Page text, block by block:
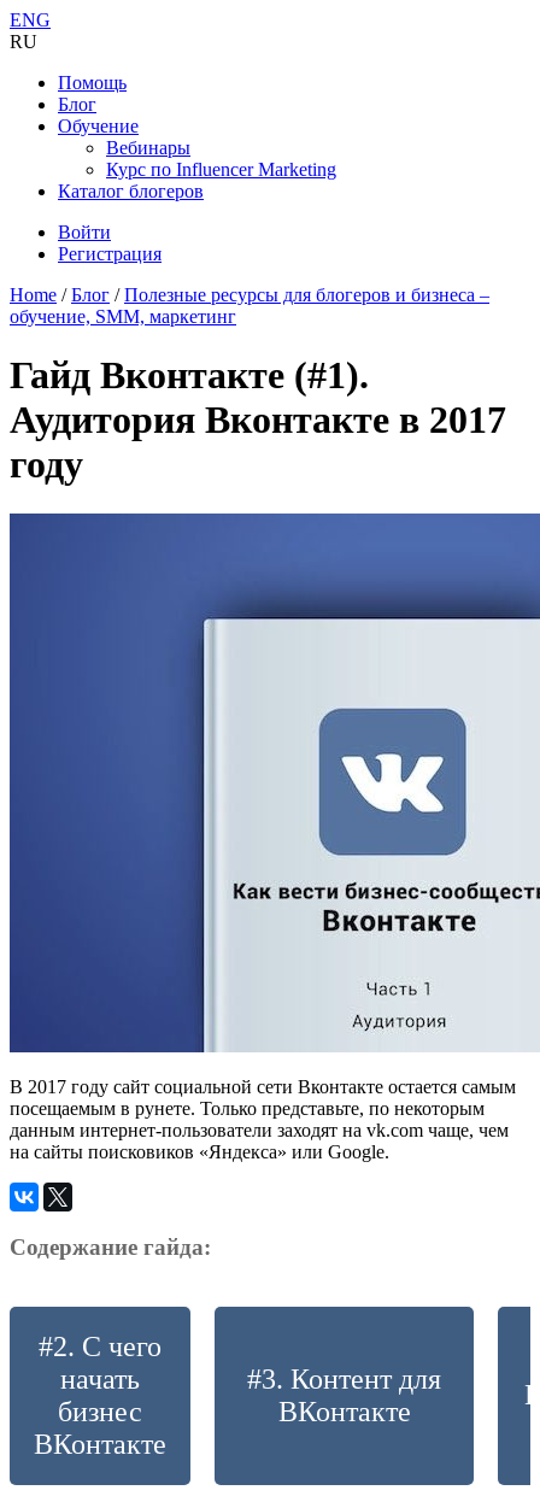
ENG
RU
Помощь
Блог
Обучение
Вебинары
Курс по Influencer Marketing
Каталог блогеров
Войти
Регистрация
Home /Блог /Полезные ресурсы для блогеров и бизнеса –
обучение, SMM, маркетинг
Гайд Вконтакте (#1).
Аудитория Вконтакте в 2017
году
В 2017 году сайт социальной сети Вконтакте остается самым
посещаемым в рунете. Только представьте, по некоторым
данным интернет-пользователи заходят на vk.com чаще, чем
на сайты поисковиков «Яндекса» или Google.
Содержание гайда:
#2. С чего
начать
бизнес
ВКонтакте
#3. Контент для
ВКонтакте